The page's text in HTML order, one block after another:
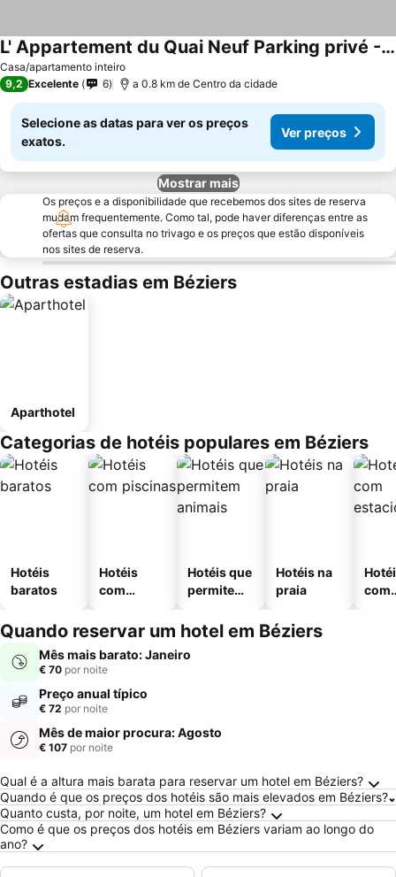
Casa/apartamento inteiro
L' Appartement du Quai Neuf Parking privé - Gare à 5min
Ver preços
9,2 Excelente 6 a 0.8 km de Centro da cidade
Selecione as datas para ver os preços
exatos.
Ver preços
Mostrar mais
Os preços e a disponibilidade que recebemos dos sites de reserva
mudam frequentemente. Como tal, pode haver diferenças entre as
ofertas que consulta no trivago e os preços que estão disponíveis
nos sites de reserva.
Outras estadias em Béziers
Aparthotel
Categorias de hotéis populares em Béziers
Hotéis
baratos
Hotéis
com
Hotéis que
permitem
Hotéis na
praia
com
Quando reservar um hotel em Béziers
Mês mais barato: Janeiro
€ 70 por noite
Preço anual típico
€ 72 por noite
Mês de maior procura: Agosto
€ 107 por noite
Perguntas Frequentes sobre Béziers
Qual é a altura mais barata para reservar um hotel em Béziers?
Quando é que os preços dos hotéis são mais elevados em Béziers?
Quanto custa, por noite, um hotel em Béziers?
Como é que os preços dos hotéis em Béziers variam ao longo do
ano?